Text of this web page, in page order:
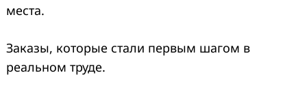
места.
Заказы, которые стали первым шагом в
реальном труде.